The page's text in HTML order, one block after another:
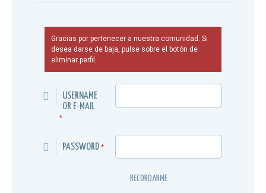
Gracias por pertenecer a nuestra comunidad. Si
desea darse de baja, pulse sobre el botón de
eliminar perfil.
USERNAME
OR E-MAIL
*
PASSWORD *
RECORDARME